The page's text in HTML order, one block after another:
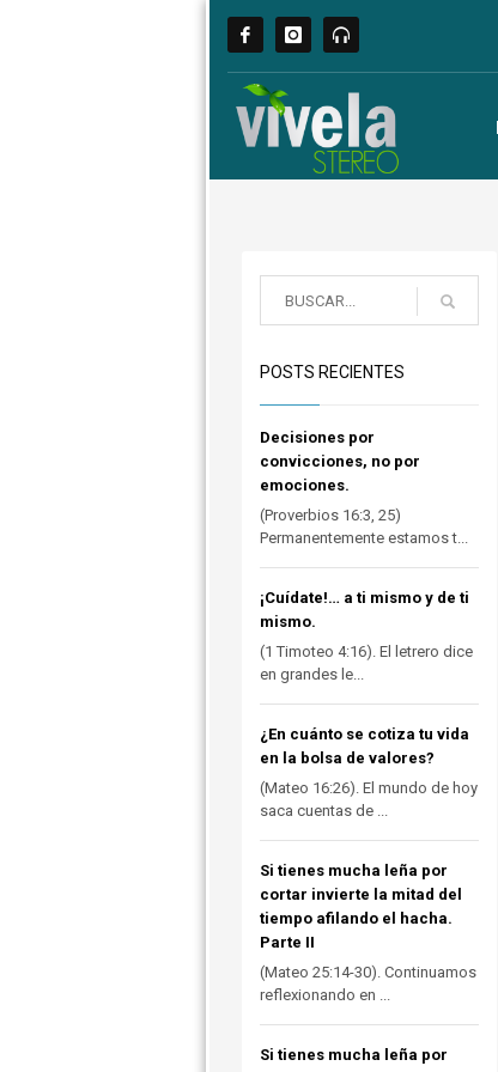
POSTS RECIENTES
Decisiones por
convicciones, no por
emociones.
(Proverbios 16:3, 25)
Permanentemente estamos t...
¡Cuídate!… a ti mismo y de ti
mismo.
(1 Timoteo 4:16). El letrero dice
en grandes le...
¿En cuánto se cotiza tu vida
en la bolsa de valores?
(Mateo 16:26). El mundo de hoy
saca cuentas de ...
Si tienes mucha leña por
cortar invierte la mitad del
tiempo afilando el hacha.
Parte II
(Mateo 25:14-30). Continuamos
reflexionando en ...
Si tienes mucha leña por